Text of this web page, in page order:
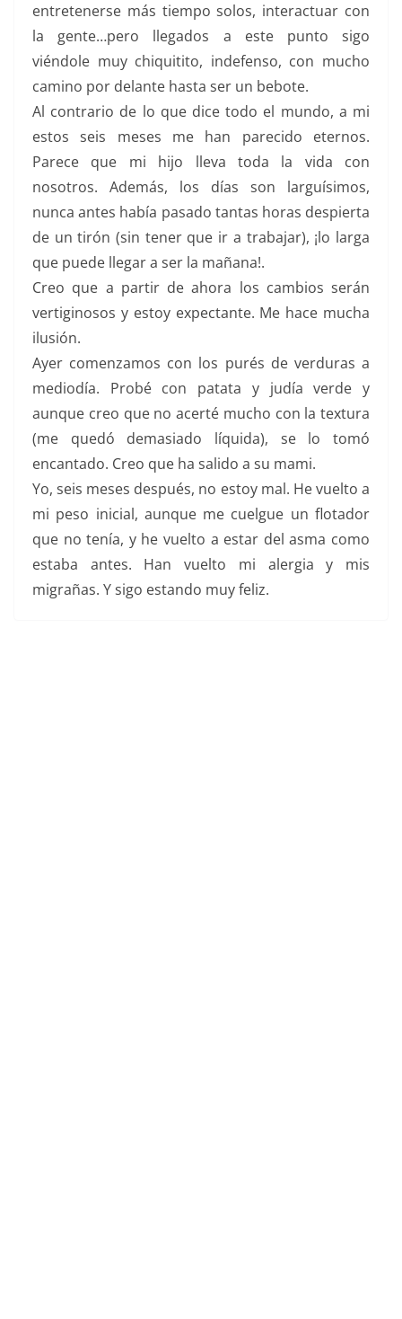
entretenerse más tiempo solos, interactuar con
la gente…pero llegados a este punto sigo
viéndole muy chiquitito, indefenso, con mucho
camino por delante hasta ser un bebote.
Al contrario de lo que dice todo el mundo, a mi
estos seis meses me han parecido eternos.
Parece que mi hijo lleva toda la vida con
nosotros. Además, los días son larguísimos,
nunca antes había pasado tantas horas despierta
de un tirón (sin tener que ir a trabajar), ¡lo larga
que puede llegar a ser la mañana!.
Creo que a partir de ahora los cambios serán
vertiginosos y estoy expectante. Me hace mucha
ilusión.
Ayer comenzamos con los purés de verduras a
mediodía. Probé con patata y judía verde y
aunque creo que no acerté mucho con la textura
(me quedó demasiado líquida), se lo tomó
encantado. Creo que ha salido a su mami.
Yo, seis meses después, no estoy mal. He vuelto a
mi peso inicial, aunque me cuelgue un flotador
que no tenía, y he vuelto a estar del asma como
estaba antes. Han vuelto mi alergia y mis
migrañas. Y sigo estando muy feliz.